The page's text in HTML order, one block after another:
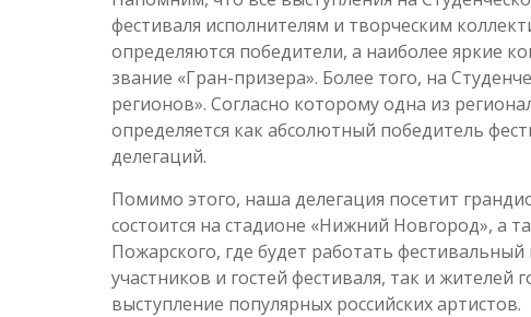
фестиваля исполнителям и творческим
определяются победители, а наиболее яркие
звание «Гран-призера». Более того, на
регионов». Согласно которому одна из
определяется как абсолютный победитель
делегаций.
Помимо этого, наша делегация посетит
состоится на стадионе «Нижний Новгород», а
Пожарского, где будет работать
участников и гостей фестиваля, так и жителей
выступление популярных российских артистов.